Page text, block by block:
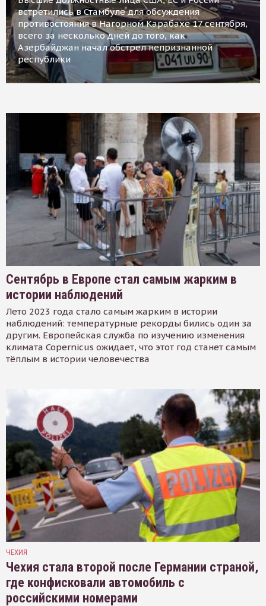
встретились в Стамбуле для обсуждения
противостояния в Нагорном Карабахе 17 сентября,
всего за несколько дней до того, как
Азербайджан начал обстрел непризнанной
республики
Сентябрь в Европе стал самым жарким в
истории наблюдений
Лето 2023 года стало самым жарким в истории
наблюдений: температурные рекорды бились один за
другим. Европейская служба по изучению изменения
климата Copernicus ожидает, что этот год станет самым
тёплым в истории человечества
ЧЕХИЯ
Чехия стала второй после Германии страной,
где конфисковали автомобиль с
российскими номерами